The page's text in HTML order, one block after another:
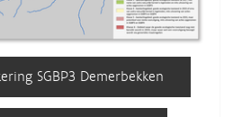
SGBP3 Demerbekken